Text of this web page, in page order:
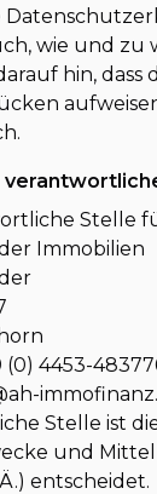
wie und zu
hin,
Stelle
Immobilien
(0) 4453-
Stelle ist
und Mittel
entscheidet.